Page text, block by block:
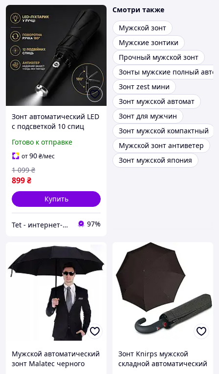
Зонт автоматический LED
с подсветкой 10 спиц
мужской женский
складной бордовый
зонтик от дождя
Готово к отправке
от90₴/мес
899₴
1 099 ₴
Купить
Tet - интернет-магазин женской одежды и аксессуаров 97%
Смотри также
Мужской зонт
Мужские зонтики
Прочный мужской зонт
Зонты мужские полный
Зонт zest мини
Зонт мужской автомат
Зонт для мужчин
Зонт мужской компактный
Мужской зонт антиветер
Зонт мужской япония
Мужской автоматический
зонт Malatec черного
Зонт Knirps мужской
складной автоматический